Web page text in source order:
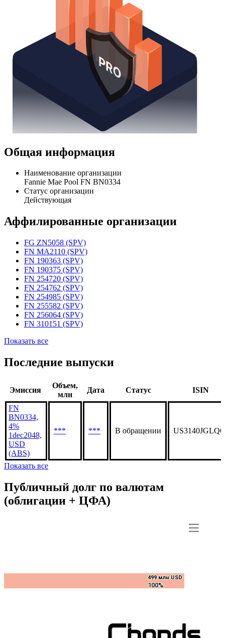
Общая информация
Наименование организации
Fannie Mae Pool FN BN0334
Статус организации
Действующая
Аффилированные организации
FG ZN5058 (SPV)
FN MA2110 (SPV)
FN 190363 (SPV)
FN 190375 (SPV)
FN 254720 (SPV)
FN 254762 (SPV)
FN 254985 (SPV)
FN 255582 (SPV)
FN 256064 (SPV)
FN 310151 (SPV)
Показать все
Последние выпуски
Эмиссия
Объем,
млн
Дата Статус ISIN
FN
BN0334,
4%
1dec2048,
USD
(ABS)
*** *** В обращении
Показать все
Публичный долг по валютам
(облигации + ЦФА)
499 млн USD
100%
499 млн USD
100%